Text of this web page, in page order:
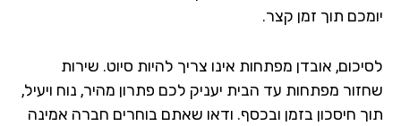
תוך זמן קצר.
אובדן מפתחות אינו צריך להיות סיוט. שירות
מפתחות עד הבית יעניק לכם פתרון מהיר, נוח ויעיל,
חיסכון בזמן ובכסף. ודאו שאתם בוחרים חברה אמינה